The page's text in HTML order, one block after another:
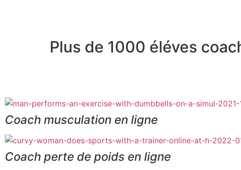
Plus de 1000 éléves
Coach musculation en ligne
Coach perte de poids en ligne